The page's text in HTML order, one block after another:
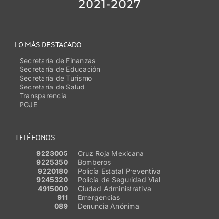
TELÉFONOS
9223005
Cruz Roja Mexicana
9225350
Bomberos
9220180
Policía Estatal Preventiva
9245320
Policía de Seguridad Vial
4915000
Ciudad Administrativa
911
Emergencias
089
Denuncia Anónima
LO MÁS DESTACADO
Secretaría de Finanzas
Secretaría de Educación
Secretaría de Turismo
Secretaría de Salud
Transparencia
PGJE